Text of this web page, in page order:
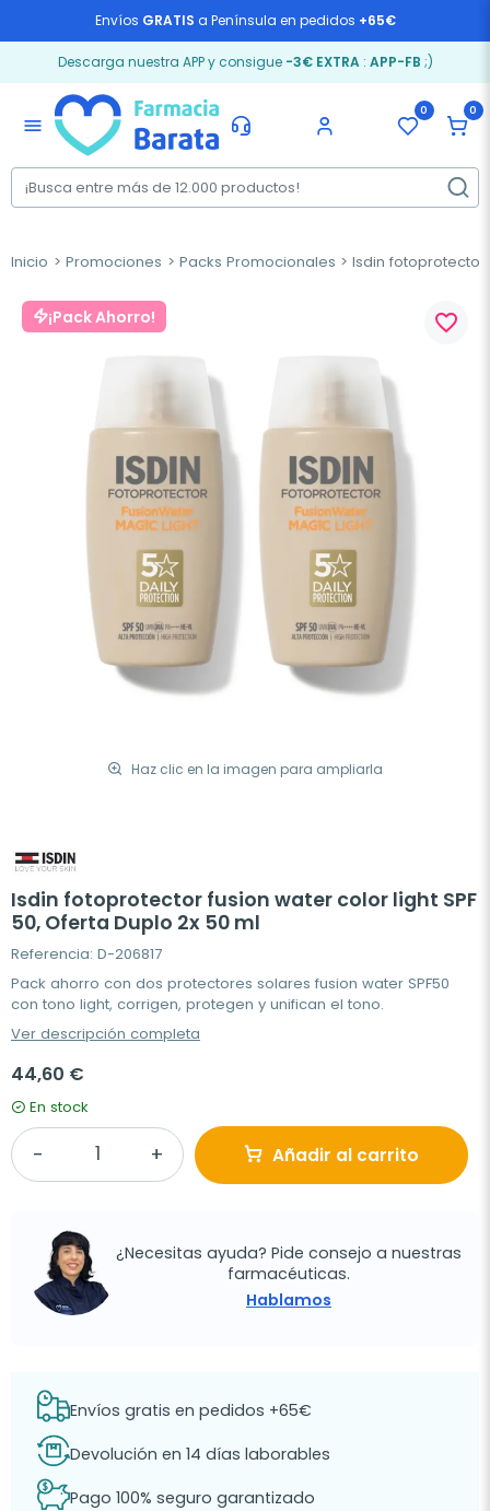
Envíos GRATIS a Península en pedidos +65€
Descarga nuestra APP y consigue -3€ EXTRA: APP-FB ;)
menu
0 0
Inicio Promociones Packs Promocionales Isdin fotoprotector
¡Pack Ahorro!
Haz clic en la imagen para ampliarla
favorite_border
Isdin fotoprotector fusion water color light SPF
50, Oferta Duplo 2x 50 ml
Referencia: D-206817
Pack ahorro con dos protectores solares fusion water SPF50
con tono light, corrigen, protegen y unifican el tono.
Ver descripción completa
44,60 €
En stock
Añadir al carrito
¿Necesitas ayuda? Pide consejo a nuestras
farmacéuticas.
Hablamos
Envíos gratis en pedidos +65€
Devolución en 14 días laborables
Pago 100% seguro garantizado